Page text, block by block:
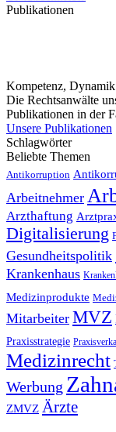
Publikationen
Kompetenz,
Die Rechtsanwälte
Publikationen in der
Unsere Publikationen
Schlagwörter
Beliebte Themen
Antikorruption
Arbeitnehmer
Arzthaftung
Digitalisierung
Gesundheitspolitik
Krankenhaus
Medizinprodukte
Mitarbeiter MVZ
Praxisstrategie
Medizinrecht
Werbung
ZMVZ Ärzte